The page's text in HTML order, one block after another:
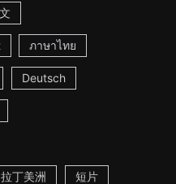
ภาษาไทย
Deutsch
拉丁美洲 短片